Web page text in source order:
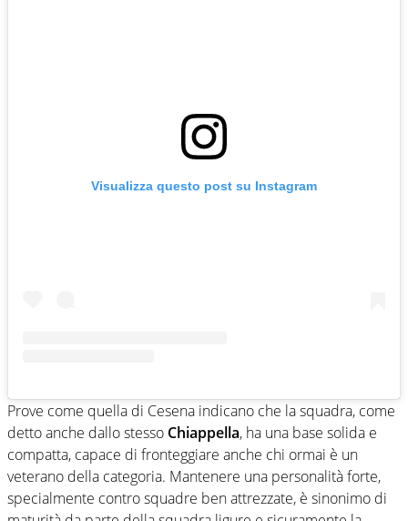
Visualizza questo post su Instagram
Prove come quella di Cesena indicano che la squadra, come
detto anche dallo stesso Chiappella, ha una base solida e
compatta, capace di fronteggiare anche chi ormai è un
veterano della categoria. Mantenere una personalità forte,
specialmente contro squadre ben attrezzate, è sinonimo di